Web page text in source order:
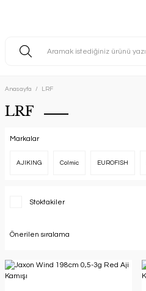
Anasayfa LRF
LRF
Markalar
AJIKING Colmic EUROFISH
Stoktakiler